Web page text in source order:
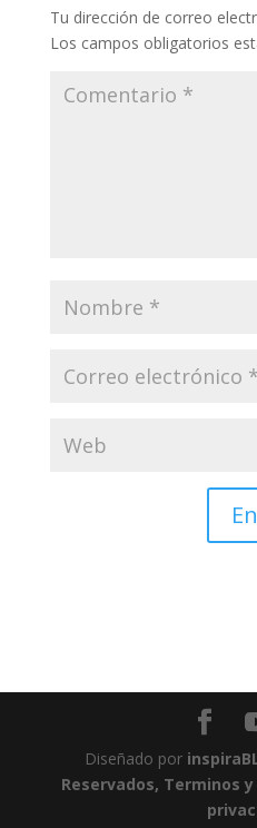
Tu dirección de correo
Los campos obligatorios
Diseñado por
Reservados, Terminos